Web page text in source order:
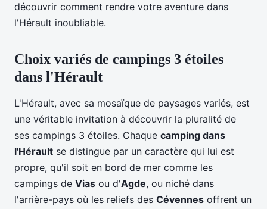
découvrir comment rendre votre aventure dans
l'Hérault inoubliable.
Choix variés de campings 3 étoiles
dans l'Hérault
L'Hérault, avec sa mosaïque de paysages variés, est
une véritable invitation à découvrir la pluralité de
ses campings 3 étoiles. Chaque camping dans
l'Hérault se distingue par un caractère qui lui est
propre, qu'il soit en bord de mer comme les
campings de Vias ou d'Agde, ou niché dans
l'arrière-pays où les reliefs des Cévennes offrent un